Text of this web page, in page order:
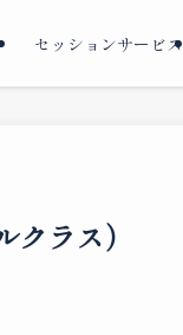
セッションサービス
ラス）